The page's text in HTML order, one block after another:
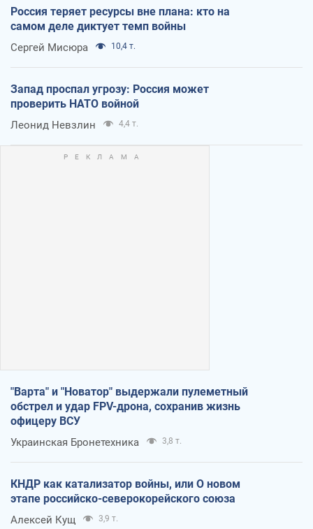
Россия теряет ресурсы вне плана: кто на
самом деле диктует темп войны
Сергей Мисюра 10,4 т.
Запад проспал угрозу: Россия может
проверить НАТО войной
Леонид Невзлин 4,4 т.
"Варта" и "Новатор" выдержали пулеметный
обстрел и удар FPV-дрона, сохранив жизнь
офицеру ВСУ
Украинская Бронетехника 3,8 т.
КНДР как катализатор войны, или О новом
этапе российско-северокорейского союза
Алексей Кущ 3,9 т.